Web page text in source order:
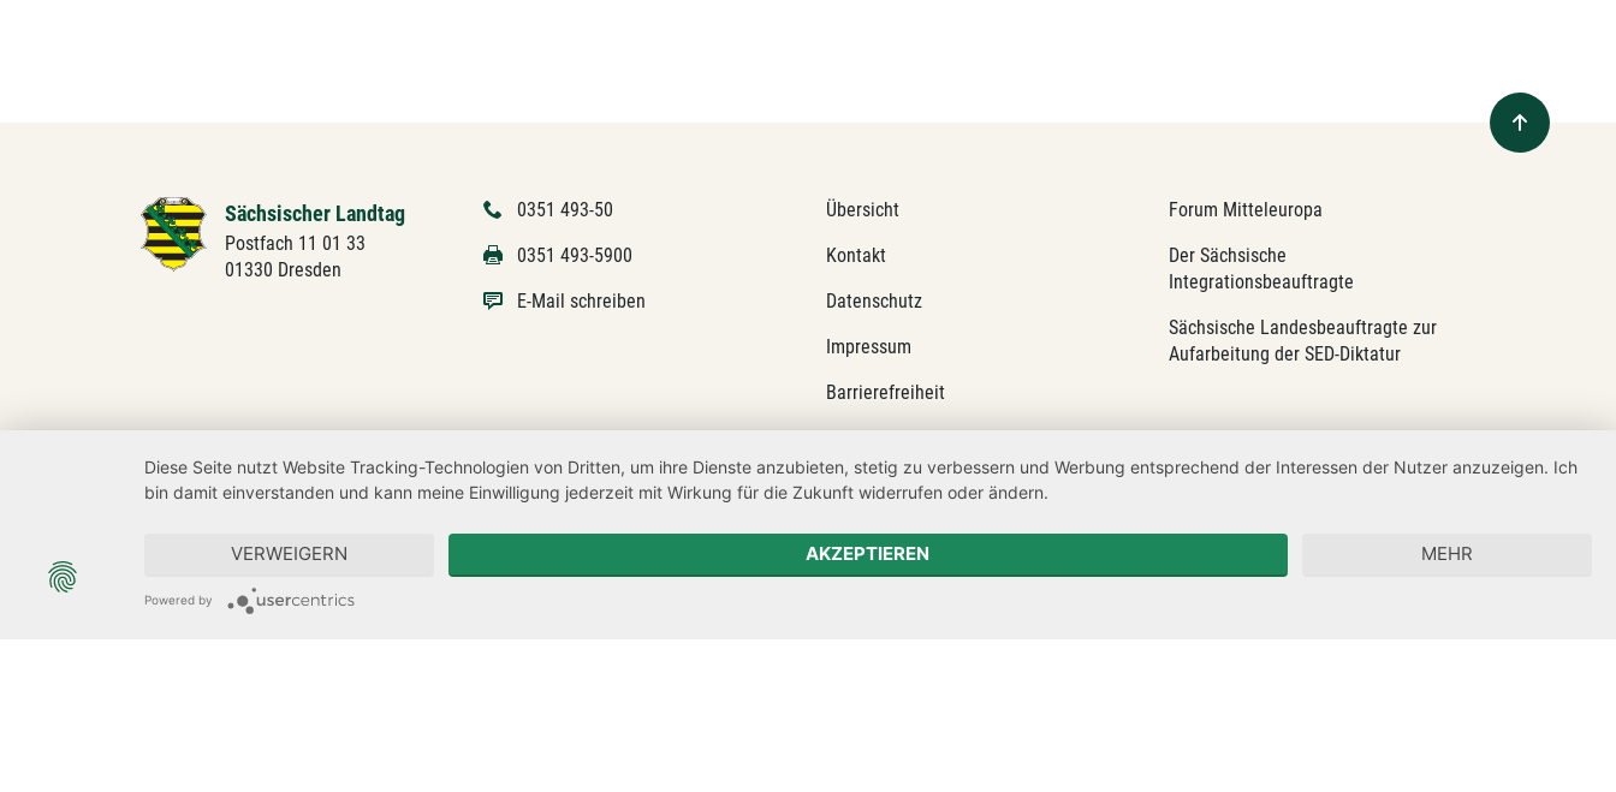
Sächsischer Landtag
Postfach 11 01 33
01330 Dresden
0351 493-50
0351 493-5900
E-Mail schreiben
Übersicht
Kontakt
Datenschutz
Impressum
Barrierefreiheit
Netiquette
Transparenzanspruch
Hinweisgeberschutz
Forum Mitteleuropa
Der Sächsische
Integrationsbeauftragte
Sächsische Landesbeauftragte zur
Aufarbeitung der SED-Diktatur
Diese Seite nutzt Website Tracking-Technologien von Dritten, um ihre Dienste anzubieten, stetig zu verbessern und Werbung entsprechend der Interessen der Nutzer anzuzeigen. Ich
bin damit einverstanden und kann meine Einwilligung jederzeit mit Wirkung für die Zukunft widerrufen oder ändern.
VERWEIGERN AKZEPTIEREN MEHR
Powered by